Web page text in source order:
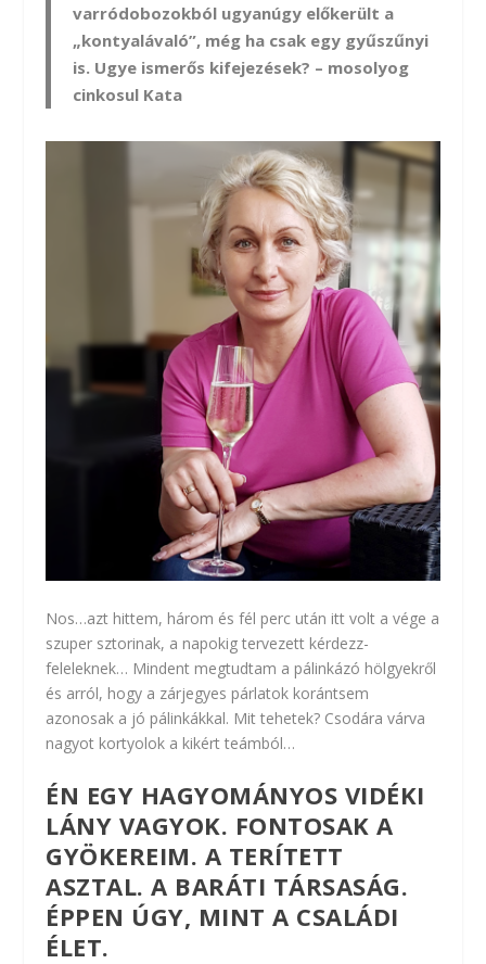
varródobozokból ugyanúgy előkerült a
„kontyalávaló”, még ha csak egy gyűszűnyi
is. Ugye ismerős kifejezések? – mosolyog
cinkosul Kata
Nos…azt hittem, három és fél perc után itt volt a vége a
szuper sztorinak, a napokig tervezett kérdezz-
feleleknek… Mindent megtudtam a pálinkázó hölgyekről
és arról, hogy a zárjegyes párlatok korántsem
azonosak a jó pálinkákkal. Mit tehetek? Csodára várva
nagyot kortyolok a kikért teámból…
ÉN EGY HAGYOMÁNYOS VIDÉKI
LÁNY VAGYOK. FONTOSAK A
GYÖKEREIM. A TERÍTETT
ASZTAL. A BARÁTI TÁRSASÁG.
ÉPPEN ÚGY, MINT A CSALÁDI
ÉLET.